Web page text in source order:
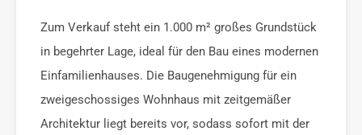
Zum Verkauf steht ein 1.000 m² großes Grundstück
in begehrter Lage, ideal für den Bau eines modernen
Einfamilienhauses. Die Baugenehmigung für ein
zweigeschossiges Wohnhaus mit zeitgemäßer
Architektur liegt bereits vor, sodass sofort mit der